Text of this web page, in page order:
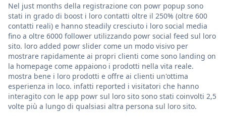
Nel just months della registrazione con powr popup sono
stati in grado di boost i loro contatti oltre il 250% (oltre 600
contatti reali) e hanno steadily cresciuto i loro social media
fino a oltre 6000 follower utilizzando powr social feed sul loro
sito. loro added powr slider come un modo visivo per
mostrare rapidamente ai propri clienti come sono landing on
la homepage come appaiono i prodotti nella vita reale.
mostra bene i loro prodotti e offre ai clienti un'ottima
esperienza in loco. infatti reported i visitatori che hanno
interagito con le app powr sul loro sito sono stati coinvolti 2,5
volte più a lungo di qualsiasi altra persona sul loro sito.